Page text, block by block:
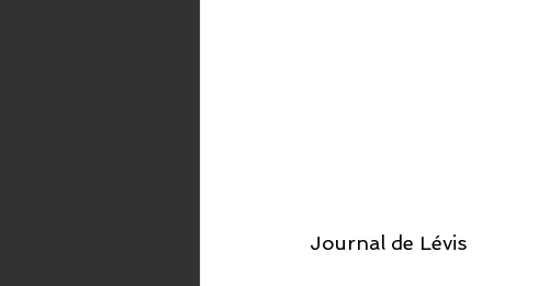
Journal de Lévis